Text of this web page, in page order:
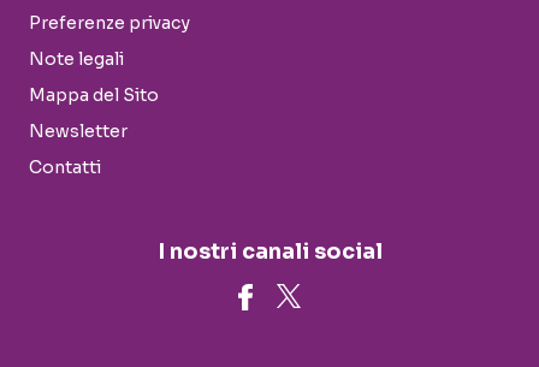
Preferenze privacy
Note legali
Mappa del Sito
Newsletter
Contatti
I nostri canali social